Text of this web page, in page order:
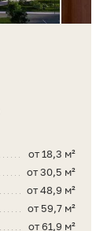
от 18,3 м²
от 30,5 м²
от 48,9 м²
от 59,7 м²
от 61,9 м²